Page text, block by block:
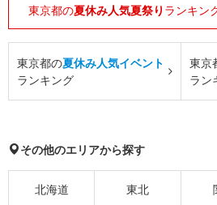
東京都の夏休み人気夏祭り ランキン
東京都の夏休み人気イベント
ランキング
東京
ラン
その他のエリアから探す
北海道 東北